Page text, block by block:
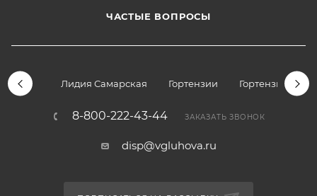
ЧАСТЫЕ ВОПРОСЫ
Лидия Самарская Гортензии Гортензии
8-800-222-43-44 ЗАКАЗАТЬ ЗВОНОК
disp@vgluhova.ru